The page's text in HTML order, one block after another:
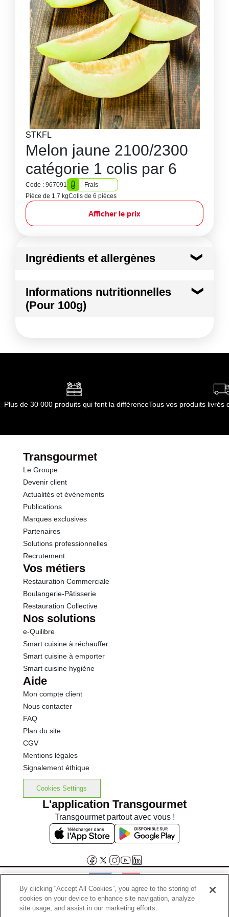
STKFL
Melon jaune 2100/2300
catégorie 1 colis par 6
Code : 967091
Frais
Pièce de 1.7 kgColis de 6 pièces
Afficher le prix
Ingrédients et allergènes
MELON JAUNE
Conformément aux informations transmises
Informations nutritionnelles
(Pour 100g)
Kilojoules 124 kj
dont Acides gras saturés 0.04 g
dont Sucres
Fibres
Protéines
Sel
Plus de 30 000 produits qui font la différenceTous vos produits livrés
Transgourmet
Le Groupe
Devenir client
Actualités et événements
Publications
Marques exclusives
Partenaires
Solutions professionnelles
Recrutement
Vos métiers
Restauration Commerciale
Boulangerie-Pâtisserie
Restauration Collective
Nos solutions
e-Quilibre
Smart cuisine à réchauffer
Smart cuisine à emporter
Smart cuisine hygiène
Aide
Mon compte client
Nous contacter
FAQ
Plan du site
CGV
Mentions légales
Signalement éthique
Cookies Settings
L'application Transgourmet
Transgourmet partout avec vous !
Interdiction de vente de boissons alcooliques aux mineurs de
By clicking “Accept All Cookies”, you agree to the storing of
cookies on your device to enhance site navigation, analyze
site usage, and assist in our marketing efforts.